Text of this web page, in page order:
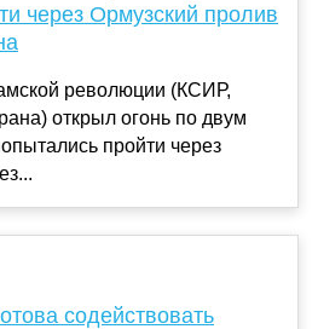
через Ормузский пролив
революции (КСИР,
открыл огонь по двум
пройти через
содействовать